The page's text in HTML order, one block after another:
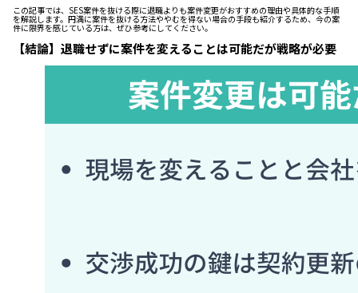
この記事では、SES案件を抜ける際に退職よりも案件変更がおすすめの理由や具体的な手順
を解説します。円満に案件を抜ける方法ややむを得ない場合の手段も紹介するため、今の案
件に限界を感じている方は、ぜひ参考にしてください。
【結論】退職せずに案件を変えることは可能だが戦略が必要